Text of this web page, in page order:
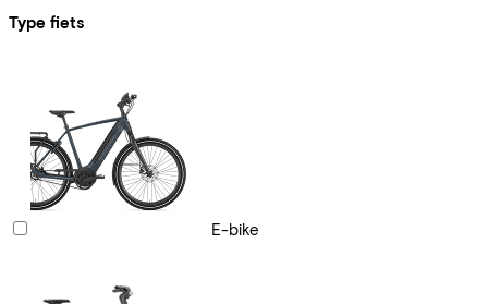
Type fiets
E-bike